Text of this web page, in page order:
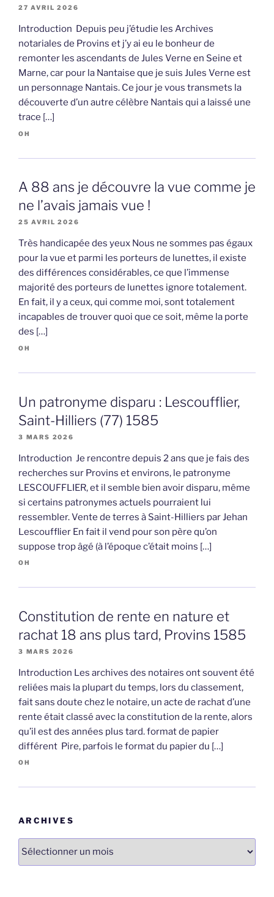
27 AVRIL 2026
Introduction Depuis peu j’étudie les Archives
notariales de Provins et j’y ai eu le bonheur de
remonter les ascendants de Jules Verne en Seine et
Marne, car pour la Nantaise que je suis Jules Verne est
un personnage Nantais. Ce jour je vous transmets la
découverte d’un autre célèbre Nantais qui a laissé une
trace […]
OH
A 88 ans je découvre la vue comme je
ne l’avais jamais vue !
25 AVRIL 2026
Très handicapée des yeux Nous ne sommes pas égaux
pour la vue et parmi les porteurs de lunettes, il existe
des différences considérables, ce que l’immense
majorité des porteurs de lunettes ignore totalement.
En fait, il y a ceux, qui comme moi, sont totalement
incapables de trouver quoi que ce soit, même la porte
des […]
OH
Un patronyme disparu : Lescoufflier,
Saint-Hilliers (77) 1585
3 MARS 2026
Introduction Je rencontre depuis 2 ans que je fais des
recherches sur Provins et environs, le patronyme
LESCOUFFLIER, et il semble bien avoir disparu, même
si certains patronymes actuels pourraient lui
ressembler. Vente de terres à Saint-Hilliers par Jehan
Lescoufflier En fait il vend pour son père qu’on
suppose trop âgé (à l’époque c’était moins […]
OH
Constitution de rente en nature et
rachat 18 ans plus tard, Provins 1585
3 MARS 2026
Introduction Les archives des notaires ont souvent été
reliées mais la plupart du temps, lors du classement,
fait sans doute chez le notaire, un acte de rachat d’une
rente était classé avec la constitution de la rente, alors
qu’il est des années plus tard. format de papier
différent Pire, parfois le format du papier du […]
OH
ARCHIVES
Archives